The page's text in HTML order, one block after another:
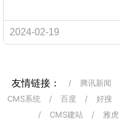
2024-02-19
友情链接： / 腾讯新闻
CMS系统
/ 百度 / 好搜
/
CMS建站 / 雅虎